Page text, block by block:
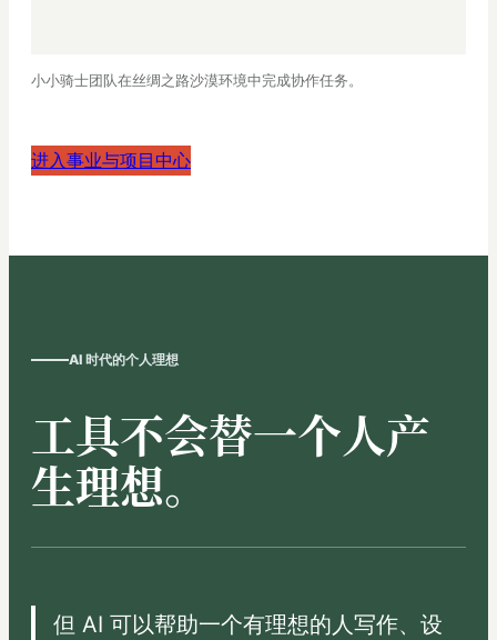
小小骑士团队在丝绸之路沙漠环境中完成协作任务。
进入事业与项目中心
AI 时代的个人理想
工具不会替一个人产
生理想。
但 AI 可以帮助一个有理想的人写作、设